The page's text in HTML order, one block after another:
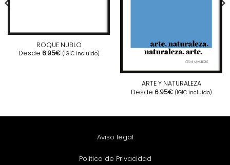
ROQUE NUBLO
Desde 6.95€ (IGIC incluido)
ARTE Y NATURALEZA
Desde 6.95€ (IGIC incluido)
Aviso legal
Política de Privacidad